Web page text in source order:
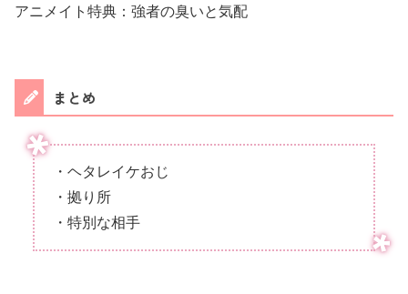
アニメイト特典：強者の臭いと気配
まとめ
・ヘタレイケおじ
・拠り所
・特別な相手